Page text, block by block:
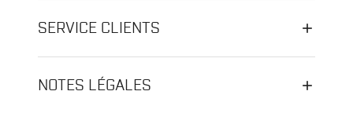
SERVICE CLIENTS
NOTES LÉGALES